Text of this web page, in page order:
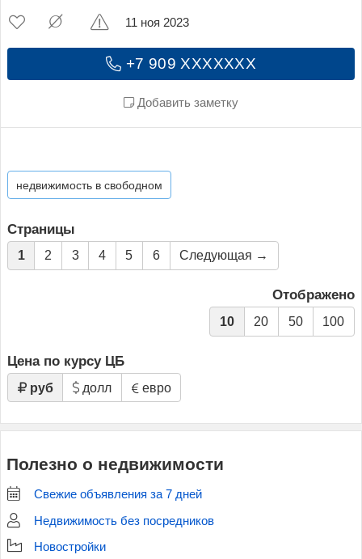
+7 909 XXXXXXX
Добавить заметку
11 ноя 2023
недвижимость в свободном
Страницы
1 2 3 4 5 6 Следующая →
Отображено
10 20 50 100
Цена по курсу ЦБ
руб долл евро
Полезно о недвижимости
Свежие объявления за 7 дней
Недвижимость без посредников
Новостройки